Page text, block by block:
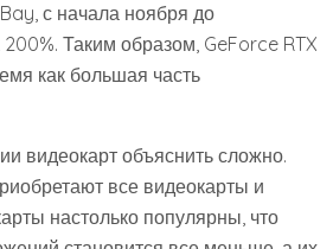
с начала ноября до
Таким образом, GeForce RTX
как большая часть
видеокарт объяснить сложно.
все видеокарты и
настолько популярны, что